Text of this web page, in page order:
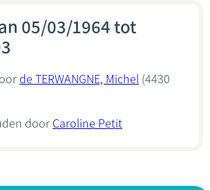
05/03/1964 tot
de TERWANGNE, Michel (4430
door Caroline Petit